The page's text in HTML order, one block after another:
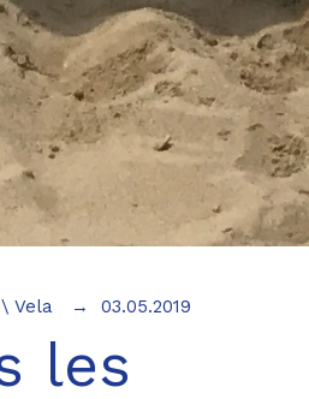
\ Vela 03.05.2019
les